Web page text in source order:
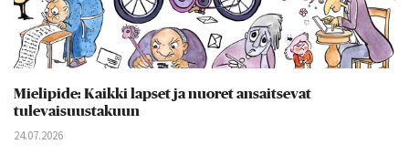
Mielipide: Kaikki lapset ja nuoret ansaitsevat
tulevaisuustakuun
24.07.2026